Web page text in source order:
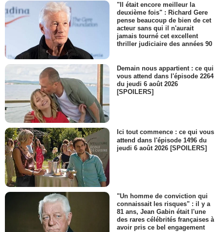
"Il était encore meilleur la
deuxième fois" : Richard Gere
pense beaucoup de bien de cet
acteur sans qui il n'aurait
jamais tourné cet excellent
thriller judiciaire des années 90
Demain nous appartient : ce qui
vous attend dans l'épisode 2264
du jeudi 6 août 2026
[SPOILERS]
Ici tout commence : ce qui vous
attend dans l'épisode 1496 du
jeudi 6 août 2026 [SPOILERS]
"Un homme de conviction qui
connaissait les risques" : il y a
81 ans, Jean Gabin était l'une
des rares célébrités françaises à
avoir pris ce bel engagement